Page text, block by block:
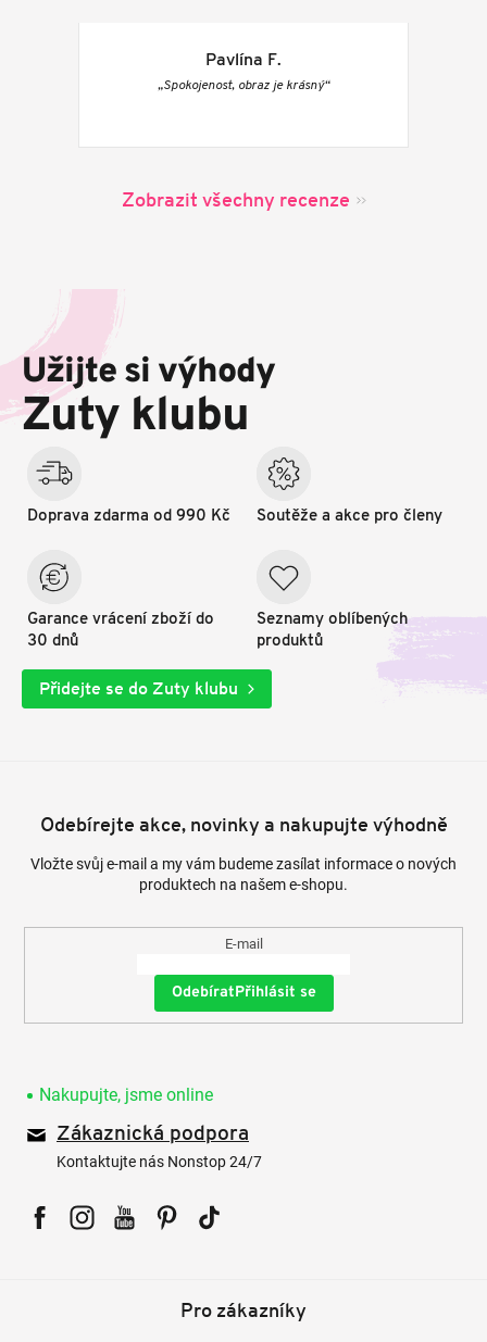
Pavlína F.
„Spokojenost, obraz je krásný“
Zobrazit všechny recenze
a
í
Užijte si výhody
Zuty klubu
Doprava zdarma od 990 Kč
Garance vrácení zboží do
30 dnů
Soutěže a akce pro členy
Seznamy oblíbených
produktů
Přidejte se do Zuty klubu
Odebírejte akce, novinky a nakupujte výhodně
Vložte svůj e-mail a my vám budeme zasílat informace o nových
produktech na našem e-shopu.
E-mail
Přihlásit se
Nakupujte, jsme online
Zákaznická podpora
Kontaktujte nás Nonstop 24/7
Pro zákazníky